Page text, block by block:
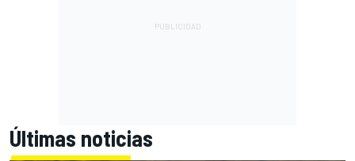
Últimas noticias